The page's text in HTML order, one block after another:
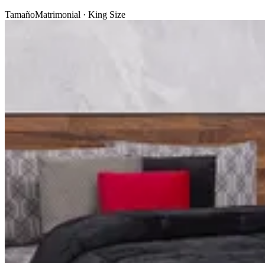
TamañoMatrimonial · King Size